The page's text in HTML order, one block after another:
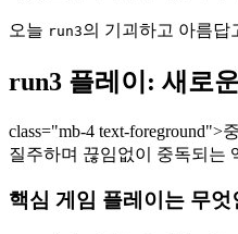
오늘 run3의 기괴하고 아름답
run3 플레이: 새로
class="mb-4 text-
질주하며 끊임없이 중독되는
핵심 게임 플레이는 무엇